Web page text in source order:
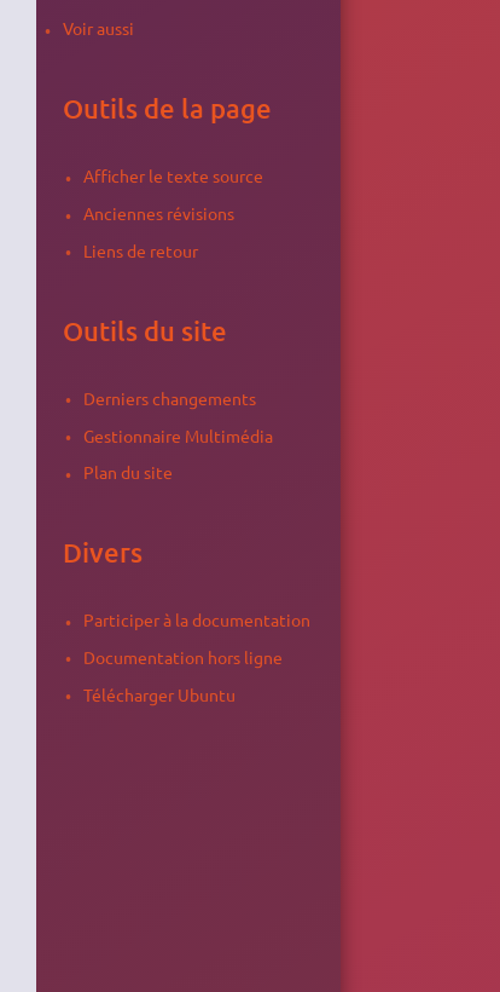
Voir aussi
Outils de la page
Afficher le texte source
Anciennes révisions
Liens de retour
Outils du site
Derniers changements
Gestionnaire Multimédia
Plan du site
Divers
Participer à la documentation
Documentation hors ligne
Télécharger Ubuntu